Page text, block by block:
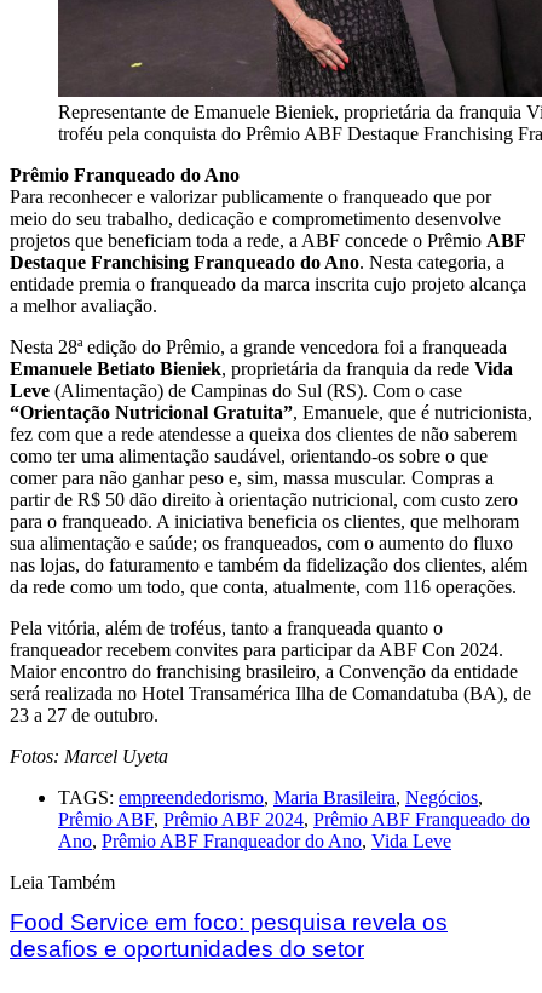
Representante de Emanuele Bieniek, proprietária da franquia
troféu pela conquista do Prêmio ABF Destaque Franchising
Prêmio Franqueado do Ano
Para reconhecer e valorizar publicamente o franqueado que por
meio do seu trabalho, dedicação e comprometimento desenvolve
projetos que beneficiam toda a rede, a ABF concede o Prêmio ABF
Destaque Franchising Franqueado do Ano. Nesta categoria, a
entidade premia o franqueado da marca inscrita cujo projeto alcança
a melhor avaliação.
Nesta 28ª edição do Prêmio, a grande vencedora foi a franqueada
Emanuele Betiato Bieniek, proprietária da franquia da rede Vida
Leve (Alimentação) de Campinas do Sul (RS). Com o case
“Orientação Nutricional Gratuita”, Emanuele, que é nutricionista,
fez com que a rede atendesse a queixa dos clientes de não saberem
como ter uma alimentação saudável, orientando-os sobre o que
comer para não ganhar peso e, sim, massa muscular. Compras a
partir de R$ 50 dão direito à orientação nutricional, com custo zero
para o franqueado. A iniciativa beneficia os clientes, que melhoram
sua alimentação e saúde; os franqueados, com o aumento do fluxo
nas lojas, do faturamento e também da fidelização dos clientes, além
da rede como um todo, que conta, atualmente, com 116 operações.
Pela vitória, além de troféus, tanto a franqueada quanto o
franqueador recebem convites para participar da ABF Con 2024.
Maior encontro do franchising brasileiro, a Convenção da entidade
será realizada no Hotel Transamérica Ilha de Comandatuba (BA), de
23 a 27 de outubro.
Fotos: Marcel Uyeta
TAGS: empreendedorismo, Maria Brasileira, Negócios,
Prêmio ABF, Prêmio ABF 2024, Prêmio ABF Franqueado do
Ano, Prêmio ABF Franqueador do Ano, Vida Leve
Leia Também
Food Service em foco: pesquisa revela os
desafios e oportunidades do setor